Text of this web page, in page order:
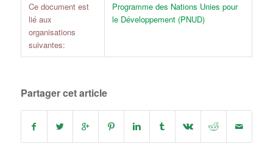
Ce document est
lié aux
organisations
suivantes:
Programme des Nations Unies pour
le Développement (PNUD)
Partager cet article